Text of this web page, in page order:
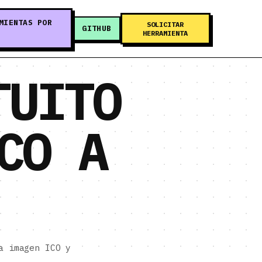
POR
GITHUB
SOLICITAR
HERRAMIENTA
A
imagen ICO y